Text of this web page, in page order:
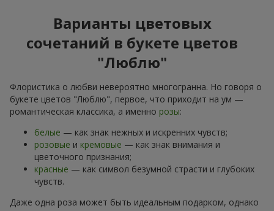
Варианты цветовых
сочетаний в букете цветов
"Люблю"
Флористика о любви невероятно многогранна. Но говоря о
букете цветов "Люблю", первое, что приходит на ум —
романтическая классика, а именно розы:
белые — как знак нежных и искренних чувств;
розовые и кремовые — как знак внимания и
цветочного признания;
красные — как символ безумной страсти и глубоких
чувств.
Даже одна роза может быть идеальным подарком, однако